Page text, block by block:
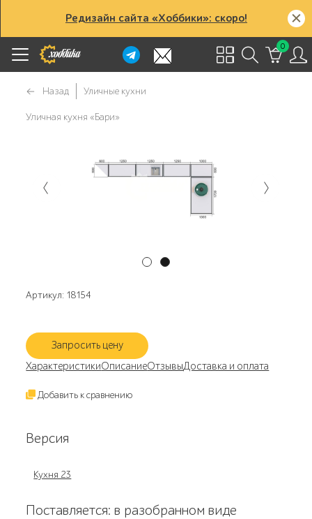
Редизайн сайта «Хоббики»: скоро!
0
Назад Уличные кухни
Уличная кухня «Бари»
Артикул: 18154
Запросить цену
ХарактеристикиОписаниеОтзывыДоставка и оплата
Добавить к сравнению
Версия
Кухня 23
Поставляется: в разобранном виде